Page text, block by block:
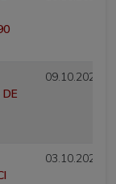
09.10.2025
03.10.2025